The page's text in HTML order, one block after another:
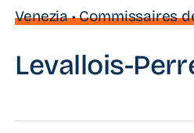
Venezia • Commissaires
Levallois-